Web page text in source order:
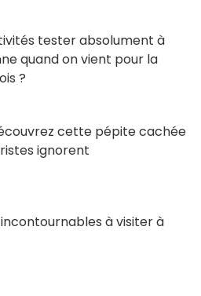
tester absolument à
quand on vient pour la
?
cette pépite cachée
ignorent
incontournables à visiter à